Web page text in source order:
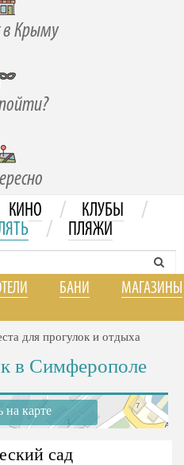
Крыму
КИНО / КЛУБЫ /
/ ПЛЯЖИ
БАНИ МАГАЗИНЫ
для прогулок и отдыха
в Симферополе
на карте
сад